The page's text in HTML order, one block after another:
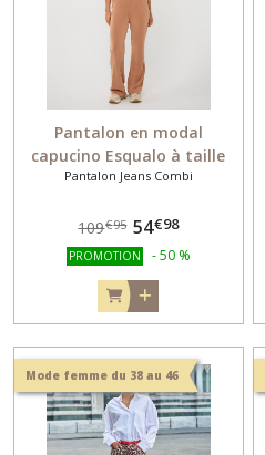
Pantalon en modal
capucino Esqualo à taille
élastiquée 05003
Pantalon Jeans Combi
109€95 54€98
PROMOTION -50 %
Mode femme du 38 au 46
Afficher
résultats